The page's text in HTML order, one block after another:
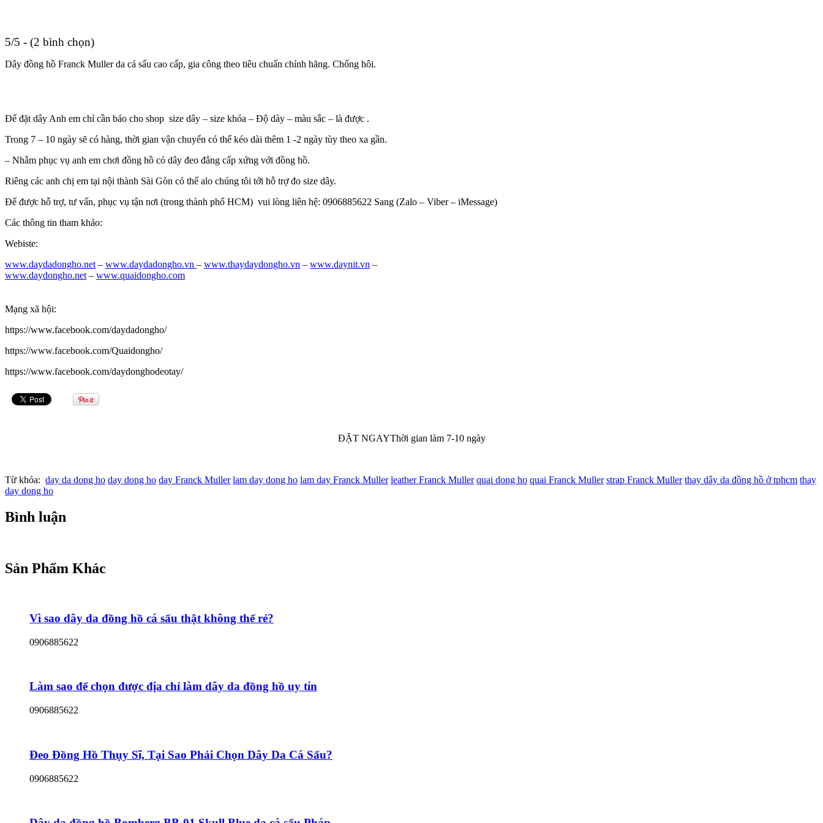
5/5 - (2 bình chọn)
Dây đồng hồ Franck Muller da cá sấu cao cấp, gia công theo tiêu chuẩn chính hãng. Chống hôi.
Để đặt dây Anh em chỉ cần báo cho shop size dây – size khóa – Độ dày – màu sắc – là được .
Trong 7 – 10 ngày sẽ có hàng, thời gian vận chuyển có thể kéo dài thêm 1 -2 ngày tùy theo xa gần.
– Nhằm phục vụ anh em chơi đồng hồ có dây đeo đẳng cấp xứng với đồng hồ.
Riêng các anh chị em tại nội thành Sài Gòn có thể alo chúng tôi tới hỗ trợ đo size dây.
Để được hỗ trợ, tư vấn, phục vụ tận nơi (trong thành phố HCM) vui lòng liên hệ: 0906885622 Sang (Zalo – Viber – iMessage)
Các thông tin tham khảo:
Webiste:
www.daydadongho.net – www.daydadongho.vn – www.thaydaydongho.vn – www.daynit.vn –
www.daydongho.net – www.quaidongho.com
Mạng xã hội:
https://www.facebook.com/daydadongho/
https://www.facebook.com/Quaidongho/
https://www.facebook.com/daydonghodeotay/
ĐẶT NGAYThời gian làm 7-10 ngày
Từ khóa: day da dong ho day dong ho day Franck Muller lam day dong ho lam day Franck Muller leather Franck Muller quai dong ho quai Franck Muller strap Franck Muller thay dây da đồng hồ ở tphcm thay
day dong ho
Bình luận
Sản Phẩm Khác
Vì sao dây da đồng hồ cá sấu thật không thể rẻ?
0906885622
Làm sao để chọn được địa chỉ làm dây da đồng hồ uy tín
0906885622
Đeo Đồng Hồ Thụy Sĩ, Tại Sao Phải Chọn Dây Da Cá Sấu?
0906885622